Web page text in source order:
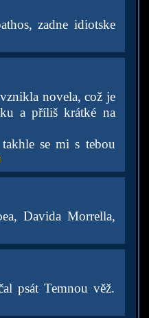
zadne idiotske
novela, což je
a příliš krátké na
se mi s tebou
Davida Morrella,
psát Temnou věž.